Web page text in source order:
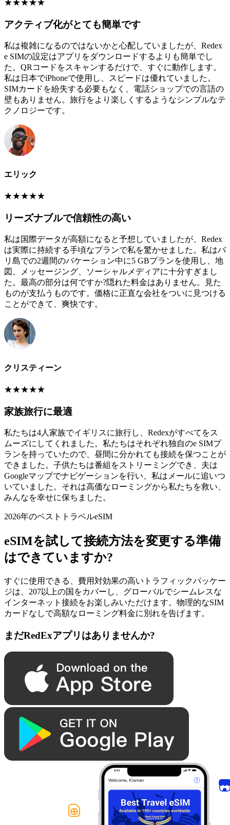
★★★★★
アクティブ化がとても簡単です
私は複雑になるのではないかと心配していましたが、Redex
e SIMの設定はアプリをダウンロードするよりも簡単でし
た。QRコードをスキャンするだけで、すぐに動作します。
私は日本でiPhoneで使用し、スピードは優れていました。
SIMカードを紛失する必要もなく、電話ショップでの言語の
壁もありません。旅行をより楽しくするようなシンプルなテ
クノロジーです。
エリック
★★★★★
リーズナブルで信頼性の高い
私は国際データが高額になると予想していましたが、Redex
は実際に持続する手頃なプランで私を驚かせました。私はバ
リ島での2週間のバケーション中に5 GBプランを使用し、地
図、メッセージング、ソーシャルメディアに十分すぎまし
た。最高の部分は何ですか?隠れた料金はありません。見た
ものが支払うものです。価格に正直な会社をついに見つける
ことができて、爽快です。
クリスティーン
★★★★★
家族旅行に最適
私たちは4人家族でイギリスに旅行し、Redexがすべてをス
ムーズにしてくれました。私たちはそれぞれ独自のe SIMプ
ランを持っていたので、昼間に分かれても接続を保つことが
できました。子供たちは番組をストリーミングでき、夫は
Googleマップでナビゲーションを行い、私はメールに追いつ
いていました。それは高価なローミングから私たちを救い、
みんなを幸せに保ちました。
2026年のベストトラベルeSIM
eSIMを試して接続方法を変更する準備
はできていますか?
すぐに使用できる、費用対効果の高いトラフィックパッケー
ジは、207以上の国をカバーし、グローバルでシームレスな
インターネット接続をお楽しみいただけます。物理的なSIM
カードなしで高額なローミング料金に別れを告げます。
まだRedExアプリはありませんか?